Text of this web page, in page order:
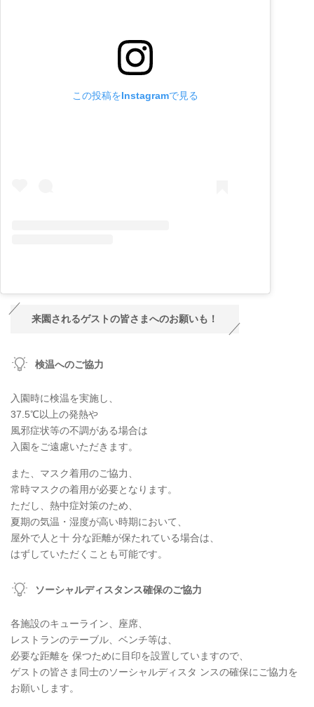
この投稿をInstagramで見る
来園されるゲストの皆さまへのお願いも！
検温へのご協力
入園時に検温を実施し、
37.5℃以上の発熱や
風邪症状等の不調がある場合は
入園をご遠慮いただきます。
また、マスク着用のご協力、
常時マスクの着用が必要となります。
ただし、熱中症対策のため、
夏期の気温・湿度が高い時期において、
屋外で人と十 分な距離が保たれている場合は、
はずしていただくことも可能です。
ソーシャルディスタンス確保のご協力
各施設のキューライン、座席、
レストランのテーブル、ベンチ等は、
必要な距離を 保つために目印を設置していますので、
ゲストの皆さま同士のソーシャルディスタ ンスの確保にご協力を
お願いします。